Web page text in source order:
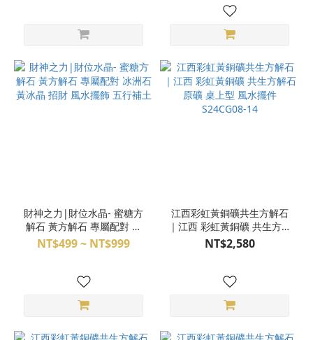
財神之力|財位水晶- 蜜糖方
解石 黃方解石 專屬配對 冰
洲石 黃冰晶 招財 風水擺飾
NT$499 ~ NT$999
江西彩虹黃銅礦共生方解石
｜江西 彩虹黃銅礦 共生方解
石 原礦 桌上型 風水擺件
S24CG08-14
NT$2,580